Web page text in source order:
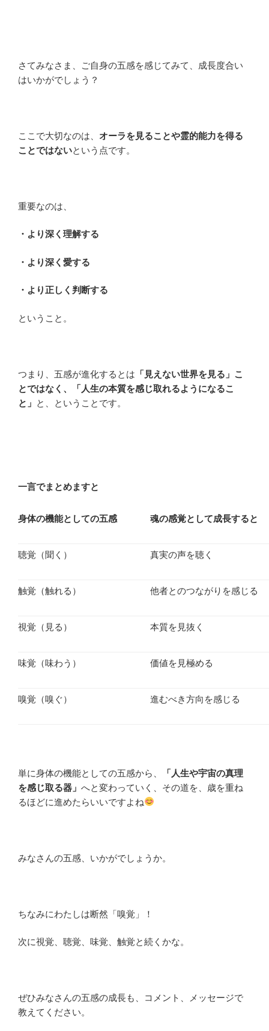
さてみなさま、ご自身の五感を感じてみて、成長度合い
はいかがでしょう？
ここで大切なのは、 オーラを見ることや霊的能力を得る
ことではないという点です。
重要なのは、
・より深く理解する
・より深く愛する
・より正しく判断する
ということ。
つまり、五感が進化するとは 「見えない世界を見る」こ
とではなく、「人生の本質を感じ取れるようになるこ
と」 と、ということです。
一言でまとめますと
身体の機能としての五感 魂の感覚として成長すると
聴覚（聞く） 真実の声を聴く
触覚（触れる） 他者とのつながりを感じる
視覚（見る） 本質を見抜く
味覚（味わう） 価値を見極める
嗅覚（嗅ぐ） 進むべき方向を感じる
単に身体の機能としての五感から、
「人生や宇宙の真理
を感じ取る器」 へと変わっていく、その道を、歳を重ね
るほどに進めたらいいですよね
みなさんの五感、いかがでしょうか。
ちなみにわたしは断然「嗅覚」！
次に視覚、聴覚、味覚、触覚と続くかな。
ぜひみなさんの五感の成長も、コメント、メッセージで
教えてください。